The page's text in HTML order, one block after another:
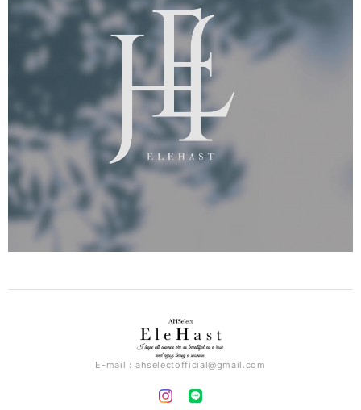
E-mail： ahselectofficial@gmail.com